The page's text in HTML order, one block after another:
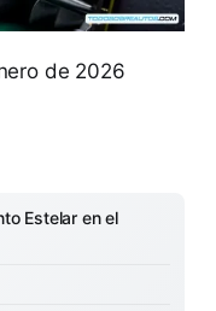
de 2026
Estelar en el